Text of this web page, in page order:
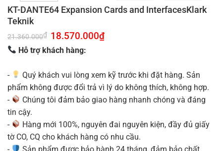
KT-DANTE64 Expansion Cards and InterfacesKlark
Teknik
21.360.000₫ Giá
gốc
là:
21.360.000₫.
18.570.000₫Giá
Hỗ trợ khách hàng:
-
Quý khách vui lòng xem kỹ trước khi đặt hàng. Sản
phẩm không được đổi trả vì lý do không thích, không hợp.
-
Chúng tôi đảm bảo giao hàng nhanh chóng và đáng
tin cậy.
-
Hàng mới 100%, nguyên đai nguyên kiện, đầy đủ giấy
tờ CO, CQ cho khách hàng có nhu cầu.